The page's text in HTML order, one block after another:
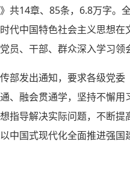
》共14章、85条，6.8万字
代中国特色社会主义思想
员、干部、群众深入学习领
部发出通知，要求各级党
、融会贯通学，坚持不懈
指导解决实际问题，不断
中国式现代化全面推进强国